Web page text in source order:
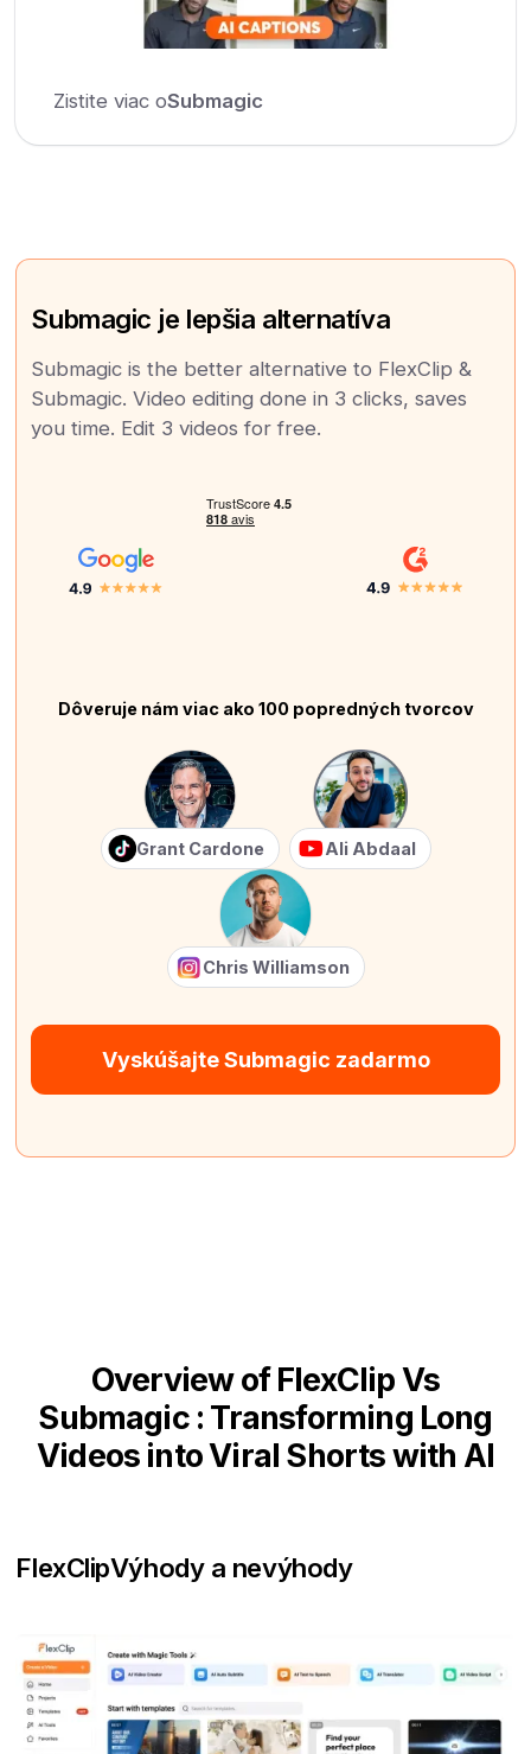
Zistite viac oSubmagic
Submagic je lepšia alternatíva
Submagic is the better alternative to FlexClip &
Submagic. Video editing done in 3 clicks, saves
you time. Edit 3 videos for free.
Dôveruje nám viac ako 100 popredných tvorcov
Grant Cardone Ali Abdaal
Chris Williamson
Vyskúšajte Submagic zadarmo
Overview of FlexClip Vs
Submagic : Transforming Long
Videos into Viral Shorts with AI
FlexClipVýhody a nevýhody